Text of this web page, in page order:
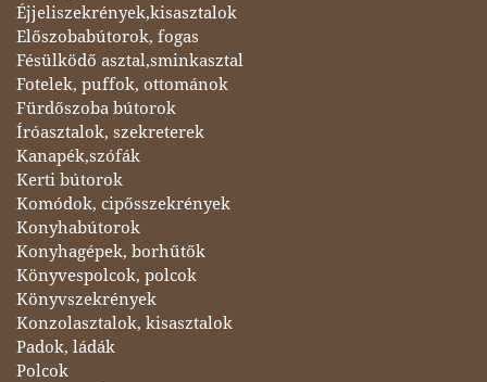
Éjjeliszekrények,kisasztalok
Előszobabútorok, fogas
Fésülködő asztal,sminkasztal
Fotelek, puffok, ottománok
Fürdőszoba bútorok
Íróasztalok, szekreterek
Kanapék,szófák
Kerti bútorok
Komódok, cipősszekrények
Konyhabútorok
Konyhagépek, borhűtők
Könyvespolcok, polcok
Könyvszekrények
Konzolasztalok, kisasztalok
Padok, ládák
Polcok